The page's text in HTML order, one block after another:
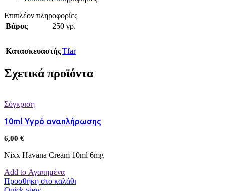
Επιπλέον πληροφορίες
Βάρος
250 γρ.
ΚατασκευαστήςTfar
Σχετικά προϊόντα
Σύγκριση
10ml Υγρό αναπλήρωσης
6,00 €
Nixx Havana Cream 10ml 6mg
Add to Αγαπημένα
Προσθήκη στο καλάθι